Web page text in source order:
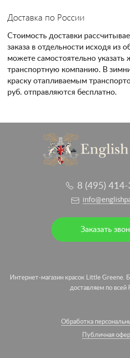
Доставка по России
Стоимость доставки
заказа в отдельности исходя из
можете самостоятельно указать
транспортную компанию. В
краску отапливаемым
руб. отправляются бесплатно.
8 (495)
Заказать
Интернет-магазин красок Little Greene.
доставляем по всей
Обработка
Публичная